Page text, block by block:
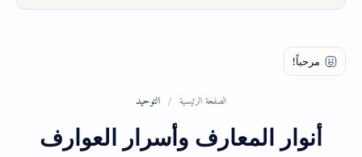
الصفحة الرئيسية التوحيد
أنوار المعارف وأسرار العوارف